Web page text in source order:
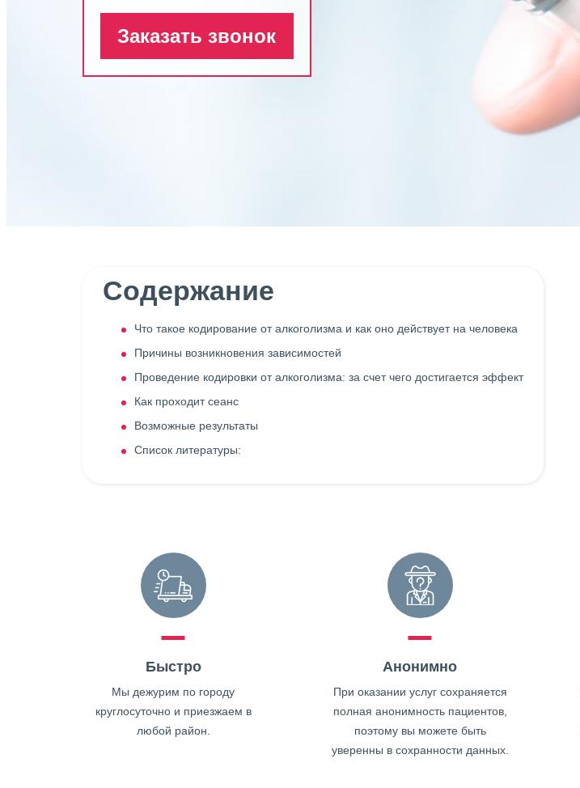
Заказать звонок
Содержание
Что такое кодирование от алкоголизма и как оно действует на человека
Причины возникновения зависимостей
Проведение кодировки от алкоголизма: за счет чего достигается эффект
Как проходит сеанс
Возможные результаты
Список литературы:
Быстро
Мы дежурим по городу
круглосуточно и приезжаем в
любой район.
Анонимно
При оказании услуг сохраняется
полная анонимность пациентов,
поэтому вы можете быть
уверенны в сохранности данных.